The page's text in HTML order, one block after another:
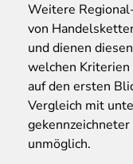
Weitere
von
und dienen
welchen
auf den ersten
Vergleich mit
unmöglich.